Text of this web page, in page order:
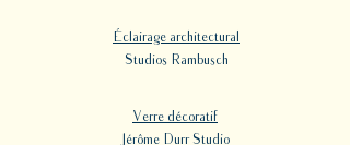
Éclairage architectural
Studios Rambusch
Verre décoratif
Jérôme Durr Studio